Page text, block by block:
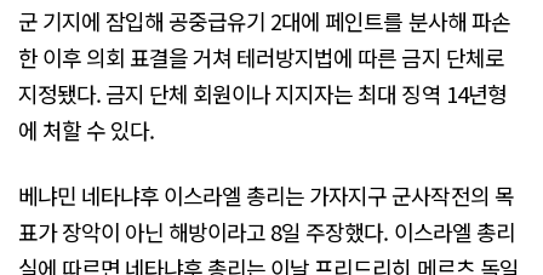
군 기지에 잠입해 공중급유기 2대에 페인트를 분사해 파손
한 이후 의회 표결을 거쳐 테러방지법에 따른 금지 단체로
지정됐다. 금지 단체 회원이나 지지자는 최대 징역 14년형
에 처할 수 있다.
베냐민 네타냐후 이스라엘 총리는 가자지구 군사작전의 목
표가 장악이 아닌 해방이라고 8일 주장했다. 이스라엘 총리
실에 따르면 네타냐후 총리는 이날 프리드리히 메르츠 독일